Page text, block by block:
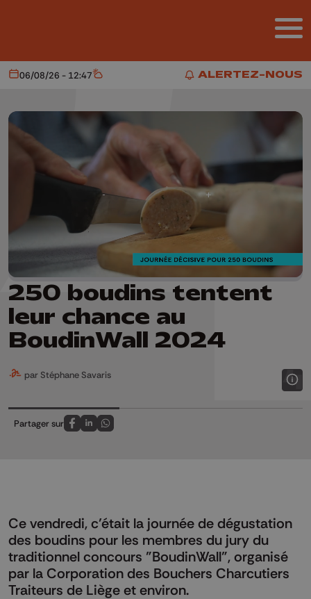
ALERTEZ-NOUS
ALERTEZ-NOUS
Aujourd'hui
06/08/26 - 12:47 Météo
250 boudins tentent
leur chance au
BoudinWall 2024
par Stéphane Savaris
Partager sur
Partagez sur FaceBook
Partagez sur LinkedIn
Partagez sur Whatsapp
Ce vendredi, c’était la journée de dégustation
des boudins pour les membres du jury du
traditionnel concours "BoudinWall", organisé
par la Corporation des Bouchers Charcutiers
Traiteurs de Liège et environ.